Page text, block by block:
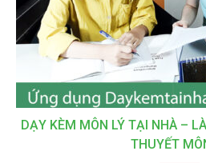
DẠY KÈM MÔN LÝ TẠI NHÀ –
THUYẾT